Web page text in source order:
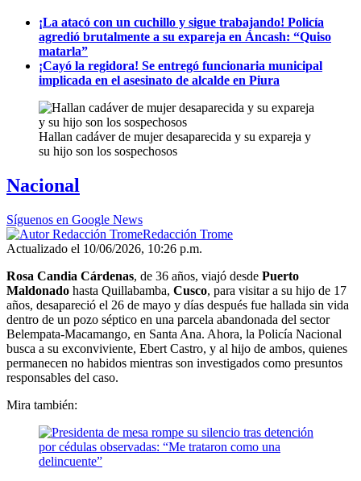
¡La atacó con un cuchillo y sigue trabajando! Policía
agredió brutalmente a su expareja en Áncash: “Quiso
matarla”
¡Cayó la regidora! Se entregó funcionaria municipal
implicada en el asesinato de alcalde en Piura
Hallan cadáver de mujer desaparecida y su expareja y
su hijo son los sospechosos
Nacional
Síguenos en Google News
Redacción Trome
Actualizado el 10/06/2026, 10:26 p.m.
Rosa Candia Cárdenas, de 36 años, viajó desde Puerto
Maldonado hasta Quillabamba, Cusco, para visitar a su hijo de 17
años, desapareció el 26 de mayo y días después fue hallada sin vida
dentro de un pozo séptico en una parcela abandonada del sector
Belempata-Macamango, en Santa Ana. Ahora, la Policía Nacional
busca a su exconviviente, Ebert Castro, y al hijo de ambos, quienes
permanecen no habidos mientras son investigados como presuntos
responsables del caso.
Mira también: